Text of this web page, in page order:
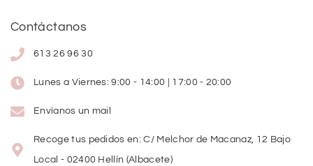
Contáctanos
613 26 96 30
Lunes a Viernes: 9:00 - 14:00 | 17:00 - 20:00
Envíanos un mail
Recoge tus pedidos en: C/ Melchor de Macanaz, 12 Bajo
Local - 02400 Hellín (Albacete)